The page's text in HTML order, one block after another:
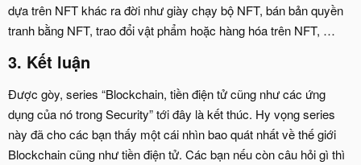
dựa trên NFT khác ra đời như giày chạy bộ NFT, bán bản quyền
tranh bằng NFT, trao đổi vật phẩm hoặc hàng hóa trên NFT, …
3. Kết luận​
Được gòy, series “Blockchain, tiền điện tử cũng như các ứng
dụng của nó trong Security” tới đây là kết thúc. Hy vọng series
này đã cho các bạn thấy một cái nhìn bao quát nhất về thế giới
Blockchain cũng như tiền điện tử. Các bạn nếu còn câu hỏi gì thì